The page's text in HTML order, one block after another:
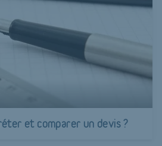
et comparer un devis ?